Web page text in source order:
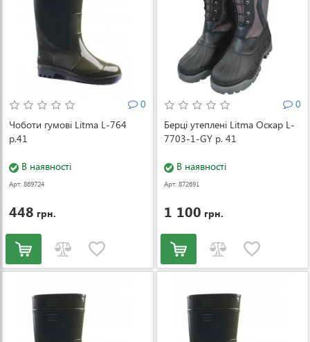
0
Чоботи гумові Litma L-764
р.41
В наявності
Арт: 869724
448 грн.
0
Берці утеплені Litma Оскар L-
7703-1-GY р. 41
В наявності
Арт: 872691
1 100 грн.